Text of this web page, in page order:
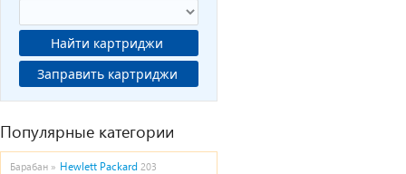
Найти картриджи
Заправить картриджи
Популярные категории
Барабан » Hewlett Packard 203